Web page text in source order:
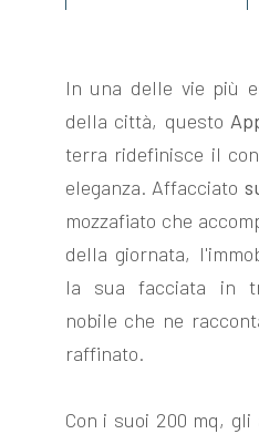
In una delle vie più
della città, questo
terra ridefinisce il
eleganza. Affacciato
mozzafiato che
della giornata,
la sua facciata in
nobile che ne
raffinato.
Con i suoi 200 mq,
FOLLOW